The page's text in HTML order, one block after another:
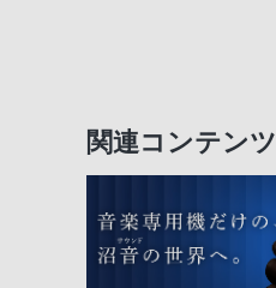
関連コンテンツ